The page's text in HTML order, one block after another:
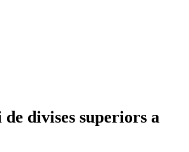
divises superiors a